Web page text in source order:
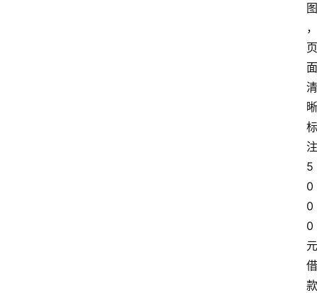
图
，
页
面
清
晰
标
注
5
0
0
0
元
借
款